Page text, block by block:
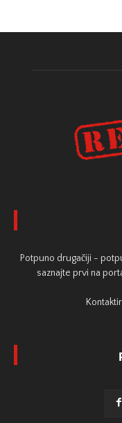
Potpuno drugačiji -
saznajte prvi na